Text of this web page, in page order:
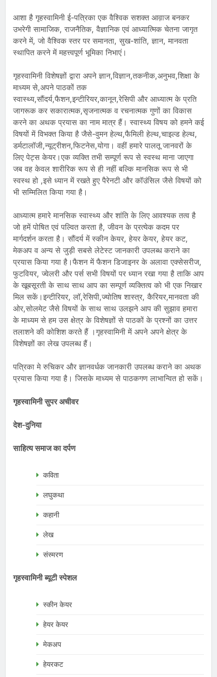
आशा है गृहस्वामिनी ई-पत्रिका एक वैश्विक सशक्त आव़ाज बनकर
उभरेगी सामाजिक, राजनैतिक, वैज्ञानिक एवं आध्यात्मिक चेतना जागृत
करने में, जो वैश्विक स्तर पर समानता, सुख-शांति, ज्ञान, मानवता
स्थापित करने में महत्त्वपूर्ण भूमिका निभाएं।
गृहस्वामिनी विशेषज्ञों द्वारा अपने ज्ञान,विज्ञान,तकनीक,अनुभव,शिक्षा के
माध्यम से,अपने पाठकों तक
स्वास्थ्य,सौंदर्य,फैशन,इन्टीरियर,कानून,रेसिपी और आध्यात्म के प्रति
जागरूक कर सकारात्मक,सृजनात्मक व रचनात्मक गुणों का विकास
करने का अथक प्रयास का नाम मात्र हैं। स्वास्थ्य विषय को हमने कई
विषयों में विभक्त किया है जैसे-वुमन हेल्थ,फैमिली हेल्थ,चाइल्ड हेल्थ,
डर्मटालॉजी,न्यूट्रीशन,फिटनेस,योगा। वहीं हमारे पालतू जानवरों के
लिए पेट्स केयर।एक व्यक्ति तभी सम्पूर्ण रूप से स्वस्थ माना जाएगा
जब वह केवल शारीरिक रूप से ही नहीं बल्कि मानसिक रूप से भी
स्वस्थ हो ,इसे ध्यान में रखते हुए पैरेनटी और कॉउंसिल जैसे विषयों को
भी सम्मिलित किया गया है।
आध्यात्म हमारे मानसिक स्वास्थ्य और शांति के लिए आवश्यक तत्व है
जो हमें पोषित एवं पल्वित करता है, जीवन के प्रत्येक कदम पर
मार्गदर्शन करता है। सौंदर्य में स्कीन केयर, हेयर केयर, हेयर कट,
मेकअप व अन्य से जुड़ी सबसे लेटेस्ट जानकारी उपलब्ध कराने का
प्रयास किया गया है।फैशन में फैशन डिजाइनर के अलावा एक्सेसरीज,
फुटवियर, ज्वेलरी और पर्स सभी विषयों पर ध्यान रखा गया है ताकि आप
के खूबसूरती के साथ साथ आप का सम्पूर्ण व्यक्तित्व को भी एक निखार
मिल सकें।इन्टीरियर, लॉ,रेसिपी,ज्योतिष शास्त्र, कैरियर,मानवता की
ओर,सोलमेट जैसे विषयों के साथ साथ उलझने आप की सुझाव हमारा
के माध्यम से हम उस क्षेत्र के विशेषज्ञों से पाठकों के प्रश्नों का उत्तर
तलाशने की कोशिश करते हैं ।गृहस्वामिनी में अपने अपने क्षेत्र के
विशेषज्ञों का लेख उपलब्ध हैं।
पत्रिका मे रुचिकर और ज्ञानवर्धक जानकारी उपलब्ध कराने का अथक
प्रयास किया गया है। जिसके माध्यम से पाठकगण लाभान्वित हो सकें।
गृहस्वामिनी सुपर अचीवर
देश-दुनिया
साहित्य समाज का दर्पण
कविता
लघुकथा
कहानी
लेख
संस्मरण
गृहस्वामिनी ब्यूटी स्पेशल
स्कीन केयर
हेयर केयर
मेकअप
हेयरकट